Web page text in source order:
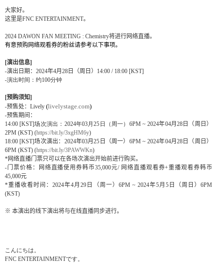
大家好。
这里是FNC ENTERTAINMENT。
2024 DAWON FAN MEETING : Chemistry将进行网络直播。
有意预购网络观看券的粉丝请参考以下事项。
[演出信息]
-演出日期： 2024年4月 28 日（周日） 14:00 / 18:00 [KST]
-演出 时间：约100分钟
[预购须知]
-预售处： Lively (livelystage.com)
-预售期间：
14:00 [KST]场次演出： 2024年03月25 日（周一） 6PM ~ 2024年04月28 日（周日）
2PM (KST) (https://bit.ly/3xgHM6y)
18:00 [KST]场次演出 ： 2024年03月25 日（周一） 6PM ~ 2024年04月 28 日（周日）
6PM (KST) (https://bit.ly/3PAWWKn)
*网络直播门票只可以在各场次演出开始前进行购买。
-门票价格：网络直播使用券韩币35,000元/ 网络直播观看券+重播观看券韩币
45,000元
*重播收看时间 ：2024年4月29 日（周一） 6PM ~ 2024年5月 5日（周日）6PM
(KST)
※ 本演出的线 下演出将与在线直播同步进行。
こんにちは。
FNC ENTERTAINMENTです。